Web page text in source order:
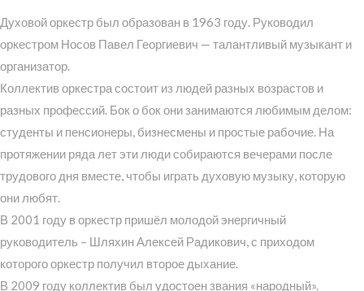
Духовой оркестр был образован в 1963 году. Руководил
оркестром Носов Павел Георгиевич — талантливый музыкант и
организатор.
Коллектив оркестра состоит из людей разных возрастов и
разных профессий. Бок о бок они занимаются любимым делом:
студенты и пенсионеры, бизнесмены и простые рабочие. На
протяжении ряда лет эти люди собираются вечерами после
трудового дня вместе, чтобы играть духовую музыку, которую
они любят.
В 2001 году в оркестр пришёл молодой энергичный
руководитель – Шляхин Алексей Радикович, с приходом
которого оркестр получил второе дыхание.
В 2009 году коллектив был удостоен звания «народный».